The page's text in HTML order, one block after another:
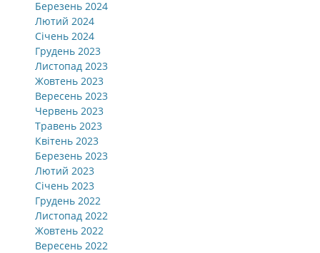
Березень 2024
Лютий 2024
Січень 2024
Грудень 2023
Листопад 2023
Жовтень 2023
Вересень 2023
Червень 2023
Травень 2023
Квітень 2023
Березень 2023
Лютий 2023
Січень 2023
Грудень 2022
Листопад 2022
Жовтень 2022
Вересень 2022